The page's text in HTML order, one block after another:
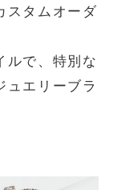
スタムオーダ
ルで、特別な
ュエリーブラ